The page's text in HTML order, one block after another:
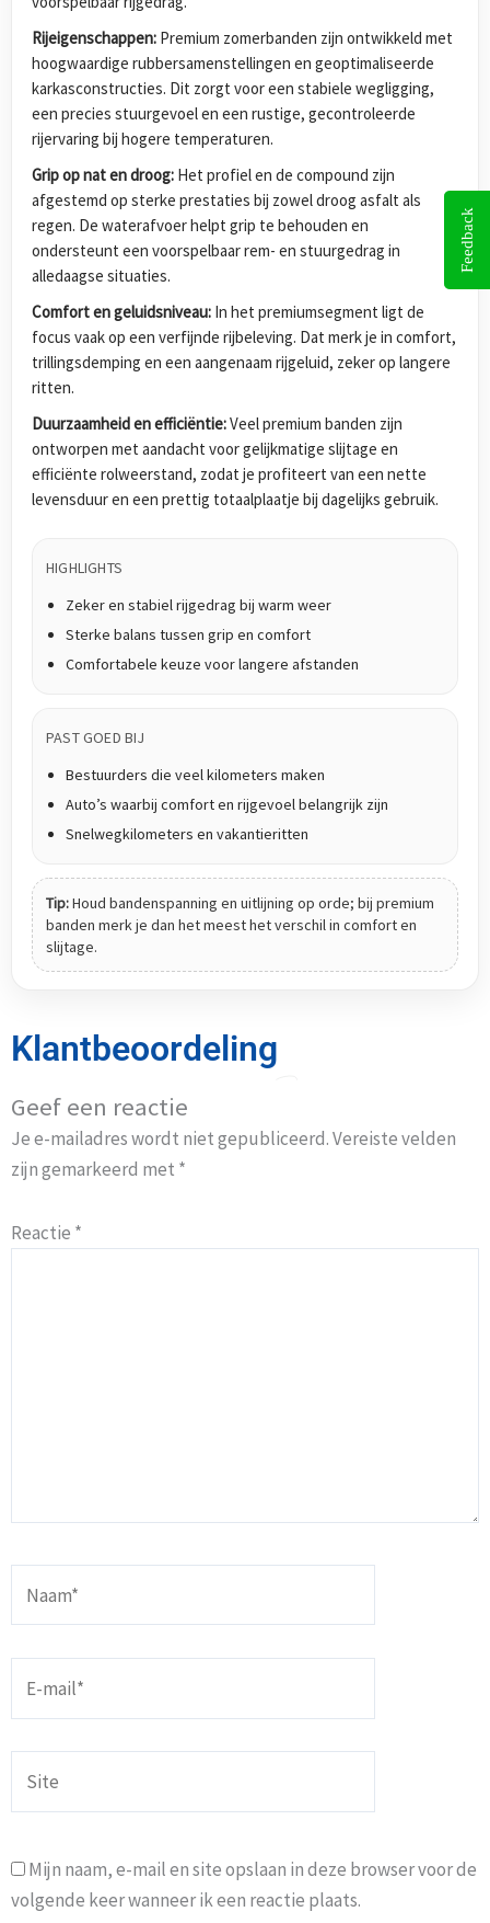
Rijeigenschappen: Premium zomerbanden zijn ontwikkeld met
hoogwaardige rubbersamenstellingen en geoptimaliseerde
karkasconstructies. Dit zorgt voor een stabiele wegligging,
een precies stuurgevoel en een rustige, gecontroleerde
rijervaring bij hogere temperaturen.
Grip op nat en droog: Het profiel en de compound zijn
afgestemd op sterke prestaties bij zowel droog asfalt als
regen. De waterafvoer helpt grip te behouden en
ondersteunt een voorspelbaar rem- en stuurgedrag in
alledaagse situaties.
Comfort en geluidsniveau: In het premiumsegment ligt de
focus vaak op een verfijnde rijbeleving. Dat merk je in comfort,
trillingsdemping en een aangenaam rijgeluid, zeker op langere
ritten.
Duurzaamheid en efficiëntie:Veel premium banden zijn
ontworpen met aandacht voor gelijkmatige slijtage en
efficiënte rolweerstand, zodat je profiteert van een nette
levensduur en een prettig totaalplaatje bij dagelijks gebruik.
HIGHLIGHTS
Zeker en stabiel rijgedrag bij warm weer
Sterke balans tussen grip en comfort
Comfortabele keuze voor langere afstanden
PAST GOED BIJ
Bestuurders die veel kilometers maken
Auto’s waarbij comfort en rijgevoel belangrijk zijn
Snelwegkilometers en vakantieritten
Tip:Houd bandenspanning en uitlijning op orde; bij premium
banden merk je dan het meest het verschil in comfort en
slijtage.
Klantbeoordeling
Geef een reactie
Je e-mailadres wordt niet gepubliceerd.Vereiste velden
zijn gemarkeerd met *
Reactie *
mail*
Mijn naam, e-mail en site opslaan in deze browser voor de
volgende keer wanneer ik een reactie plaats.
Feedback